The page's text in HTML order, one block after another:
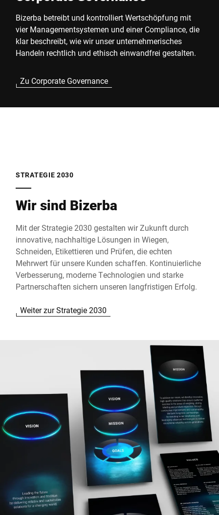
Bizerba betreibt und kontrolliert Wertschöpfung mit
vier Managementsystemen und einer Compliance, die
klar beschreibt, wie wir unser unternehmerisches
Handeln rechtlich und ethisch einwandfrei gestalten.
Zu Corporate Governance
STRATEGIE 2030
Wir sind Bizerba
Mit der Strategie 2030 gestalten wir Zukunft durch
innovative, nachhaltige Lösungen in Wiegen,
Schneiden, Etikettieren und Prüfen, die echten
Mehrwert für unsere Kunden schaffen. Kontinuierliche
Verbesserung, moderne Technologien und starke
Partnerschaften sichern unseren langfristigen Erfolg.
Weiter zur Strategie 2030